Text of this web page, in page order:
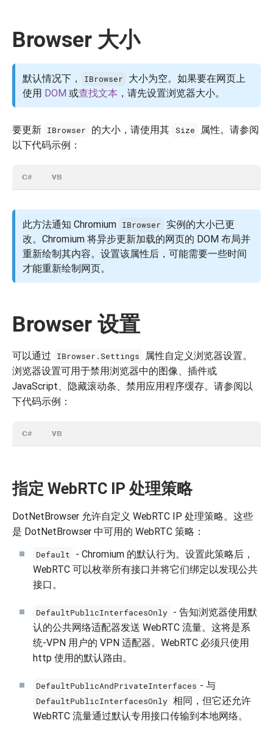
Browser 大小
默认情况下， IBrowser
大小为空。如果要在网页上
使用 DOM 或查找文本 ，请先设置浏览器大小。
要更新 IBrowser 的大小，请使用其 Size
属性。请参阅
以下代码示例：
C# VB
此方法通知 Chromium IBrowser
实例的大小已更
改。Chromium 将异步更新加载的网页的 DOM 布局并
重新绘制其内容。设置该属性后，可能需要一些时间
才能重新绘制网页。
Browser 设置
可以通过 IBrowser.Settings
属性自定义浏览器设置。
浏览器设置可用于禁用浏览器中的图像、插件或
JavaScript、隐藏滚动条、禁用应用程序缓存。请参阅以
下代码示例：
C# VB
指定 WebRTC IP 处理策略
DotNetBrowser 允许自定义 WebRTC IP 处理策略。这些
是 DotNetBrowser 中可用的 WebRTC 策略：
Default
- Chromium 的默认行为。设置此策略后，
WebRTC 可以枚举所有接口并将它们绑定以发现公共
接口。
DefaultPublicInterfacesOnly - 告知浏览器使用默
认的公共网络适配器发送 WebRTC 流量。这将是系
统-VPN 用户的 VPN 适配器。WebRTC 必须只使用
http 使用的默认路由。
DefaultPublicAndPrivateInterfaces - 与
DefaultPublicInterfacesOnly 相同，但它还允许
WebRTC 流量通过默认专用接口传输到本地网络。